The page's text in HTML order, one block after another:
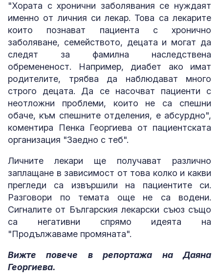
"Хората с хронични заболявания се нуждаят
именно от личния си лекар. Това са лекарите
които познават пациента с хронично
заболяване, семейството, децата и могат да
следят за фамилна наследствена
обремененост. Например, диабет ако имат
родителите, трябва да наблюдават много
строго децата. Да се насочват пациенти с
неотложни проблеми, които не са спешни
обаче, към спешните отделения, е абсурдно",
коментира Пенка Георгиева от пациентската
организация "Заедно с теб".
Личните лекари ще получават различно
заплащане в зависимост от това колко и какви
прегледи са извършили на пациентите си.
Разговори по темата още не са водени.
Сигналите от Българския лекарски съюз също
са негативни спрямо идеята на
"Продължаваме промяната".
Вижте повече в репортажа на Даяна
Георгиева.